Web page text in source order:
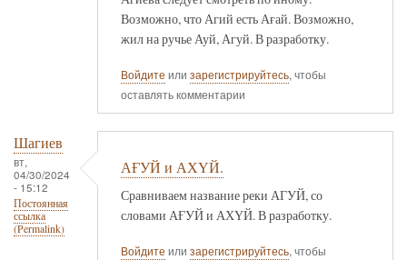
Возможно, что Агий есть Ағай. Возможно,
жил на ручье Ауй, Агуй. В разработку.
Войдите или зарегистрируйтесь, чтобы
оставлять комментарии
Шагиев
вт,
04/30/2024
- 15:12
Постоянная
ссылка
(Permalink)
АҒУЙ и АХҮЙ.
Сравниваем название реки АГУЙ, со
словами АҒУЙ и АХҮЙ. В разработку.
Войдите или зарегистрируйтесь, чтобы